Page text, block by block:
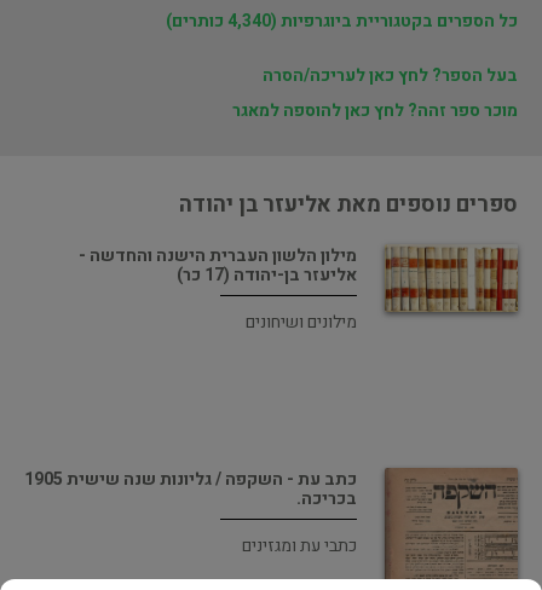
כל הספרים בקטגוריית ביוגרפיות (4,340 כותרים)
בעל הספר? לחץ כאן לעריכה/הסרה
מוכר ספר זהה? לחץ כאן להוספה למאגר
ספרים נוספים מאת אליעזר בן יהודה
מילון הלשון העברית הישנה והחדשה -
אליעזר בן-יהודה (17 כר)
מילונים ושיחונים
כתב עת - השקפה / גליונות שנה שישית 1905
בכריכה.
כתבי עת ומגזינים